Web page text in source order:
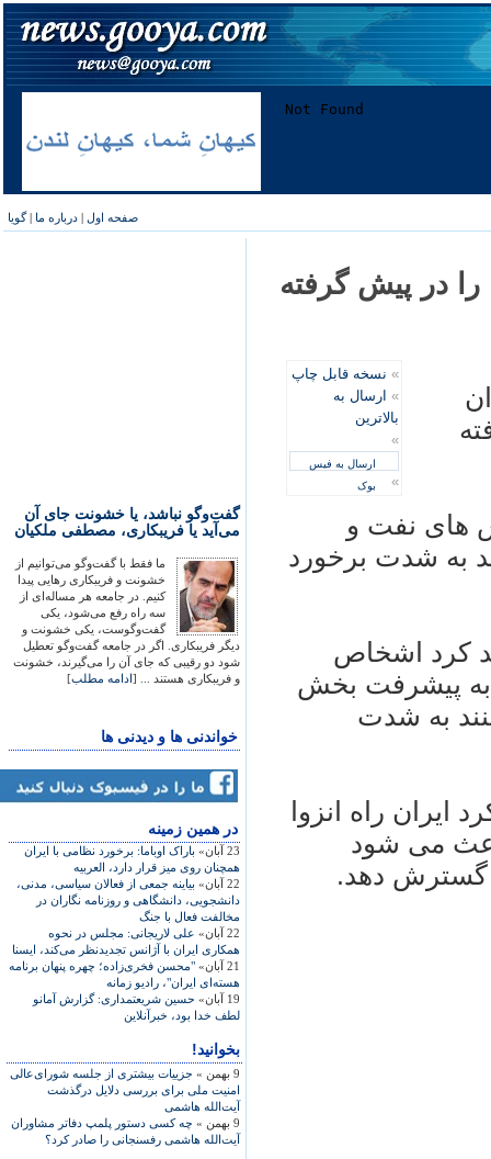
صفحه اول | درباره ما |گویا
گفت‌وگو نباشد، یا خشونت جای آن
می‌آید یا فریبکاری، مصطفی ملکیان
ما فقط با گفت‌وگو می‌توانیم از
خشونت و فریبکاری رهایی پیدا
کنیم. در جامعه هر مساله‌ای از
سه راه رفع می‌شود، یکی
گفت‌وگوست، یکی خشونت و
دیگر فریبکاری. اگر در جامعه گفت‌وگو تعطیل
شود دو رقیبی که جای آن را می‌گیرند، خشونت
و فریبکاری هستند ... [ادامه مطلب]
خواندنی ها و دیدنی ها
در همين زمينه
23 آبان»
باراک اوباما: برخورد نظامی با ايران
همچنان روی ميز قرار دارد، العربيه
22 آبان»
بياينه جمعی از فعالان سياسی، مدنی،
دانشجويی، دانشگاهی و روزنامه نگاران در
مخالفت فعال با جنگ
22 آبان»
علی لاريجانی: مجلس در نحوه
همکاری ايران با آژانس تجديدنظر می‌کند، ايسنا
21 آبان»
"محسن فخری‌زاده؛ چهره پنهان برنامه
هسته‌ای ايران"، راديو زمانه
19 آبان»
حسين شريعتمداری: گزارش آمانو
لطف خدا بود، خبرآنلاين
بخوانید!
9 بهمن »
جزییات بیشتری از جلسه شورای‌عالی
امنیت ملی برای بررسی دلایل درگذشت
آیت‌الله هاشمی
9 بهمن »
چه کسی دستور پلمپ دفاتر مشاوران
آیت‌الله هاشمی رفسنجانی را صادر کرد؟
را در پيش گرفته
» نسخه قابل چاپ
» ارسال به
بالاترین
»
ارسال به فیس
بوک
»
های نفت و
به شدت برخورد
کرد اشخاص
پيشرفت بخش
به شدت
ايران راه انزوا
می شود
گسترش دهد.